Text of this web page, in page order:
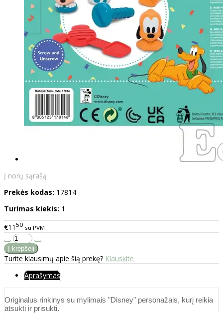
Į norų sąrašą
Prekės kodas: 17814
Turimas kiekis: 1
€11 50 su PVM
Turite klausimų apie šią prekę? Klauskite
Aprašymas
Originalus rinkinys su mylimais "Disney" personažais, kurį reikia
atsukti ir prisukti.